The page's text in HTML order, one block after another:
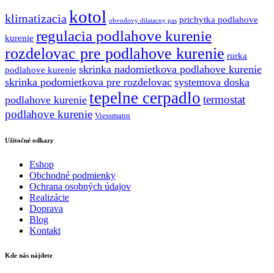
klimatizacia kotol obvodovy dilatacny pas prichytka podlahove
kurenie regulacia podlahove kurenie
rozdelovac pre podlahove kurenie rurka
podlahove kurenie skrinka nadomietkova podlahove kurenie
skrinka podomietkova pre rozdelovac systemova doska
podlahove kurenie tepelne cerpadlo termostat
podlahove kurenie Viessmann
Užitočné odkazy
Eshop
Obchodné podmienky
Ochrana osobných údajov
Realizácie
Doprava
Blog
Kontakt
Kde nás nájdete